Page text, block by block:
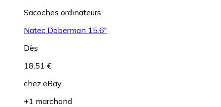
Sacoches ordinateurs
Natec Doberman 15.6"
Dès
18,51 €
chez eBay
+1 marchand